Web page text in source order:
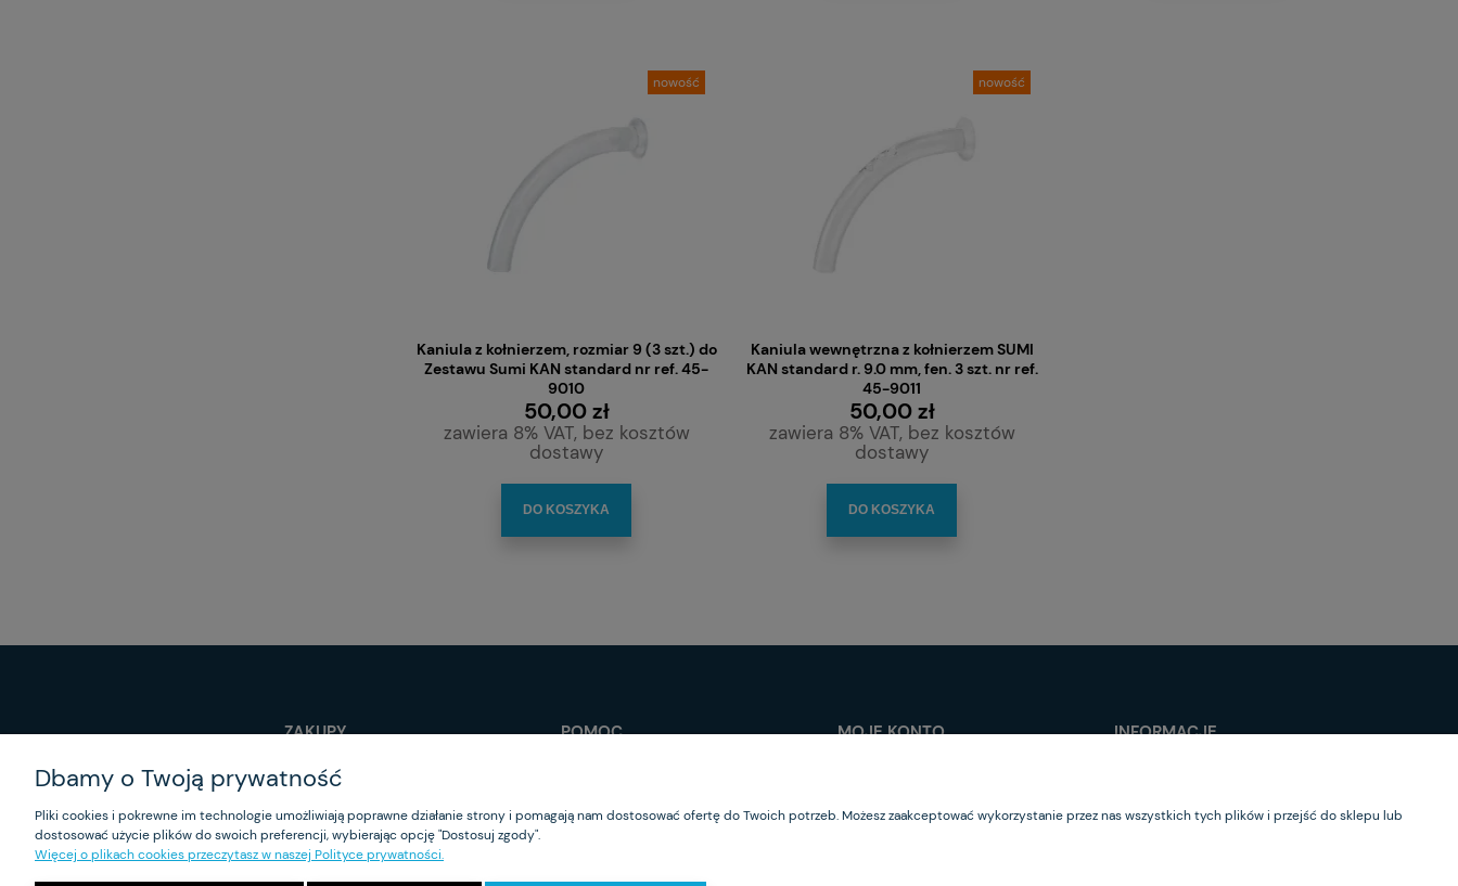
Kaniula z kołnierzem, rozmiar 9 (3 szt.) do
Zestawu Sumi KAN standard nr ref. 45-
9010
50,00 zł
zawiera 8% VAT, bez kosztów
dostawy
DO KOSZYKA
nowość
Kaniula wewnętrzna z kołnierzem SUMI
KAN standard r. 9.0 mm, fen. 3 szt. nr ref.
45-9011
50,00 zł
zawiera 8% VAT, bez kosztów
dostawy
DO KOSZYKA
nowość
ZAKUPY
Czas realizacji zamówienia
Formy płatności
Koszt dostawy
Reklamacje i zwroty
POMOC
Częste pytania
MOJE KONTO INFORMACJE
Newsletter
Dbamy o Twoją prywatność
Pliki cookies i pokrewne im technologie umożliwiają poprawne działanie strony i pomagają nam dostosować ofertę do Twoich potrzeb. Możesz zaakceptować wykorzystanie przez nas wszystkich tych plików i przejść do sklepu lub
dostosować użycie plików do swoich preferencji, wybierając opcję "Dostosuj zgody".
Więcej o plikach cookies przeczytasz w naszej Polityce prywatności.